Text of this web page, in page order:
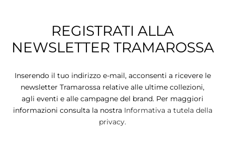
REGISTRATI ALLA
NEWSLETTER TRAMAROSSA
Inserendo il tuo indirizzo e-mail, acconsenti a ricevere le
newsletter Tramarossa relative alle ultime collezioni,
agli eventi e alle campagne del brand. Per maggiori
informazioni consulta la nostra Informativa a tutela della
privacy.